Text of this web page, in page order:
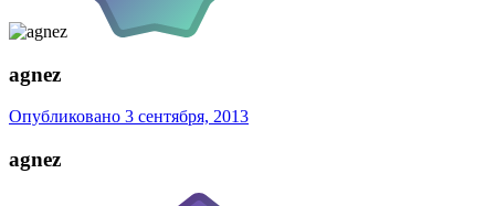
agnez
Опубликовано 3 сентября, 2013
agnez